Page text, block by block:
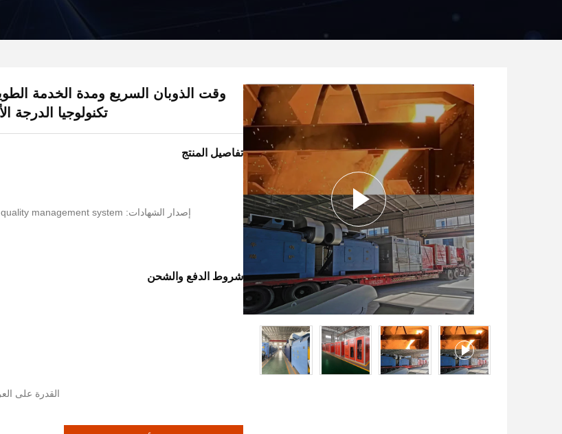
وقت الذوبان السريع ومدة الخدمة
تكنولوجيا الدرجة
تفاصيل المنتج
إصدار الشهادات: patent; national test report; quality management system
شروط الدفع والشحن
القدرة على العرض: 1000000